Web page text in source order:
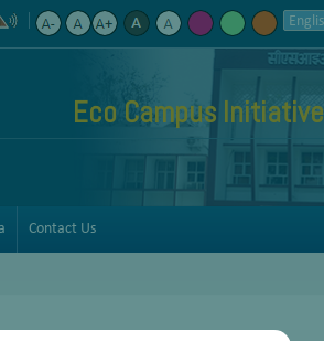
Eco Campus Initiative
Contact Us